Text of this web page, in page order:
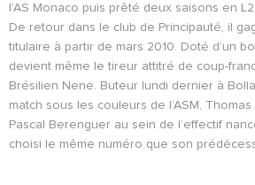
l’AS Monaco puis prêté deux saisons en
De retour dans le club de Principauté, il
titulaire à partir de mars 2010. Doté d’un
devient même le tireur attitré de coup-
Brésilien Nene. Buteur lundi dernier à
match sous les couleurs de l’ASM,
Pascal Berenguer au sein de l’effectif
choisi le même numéro que son